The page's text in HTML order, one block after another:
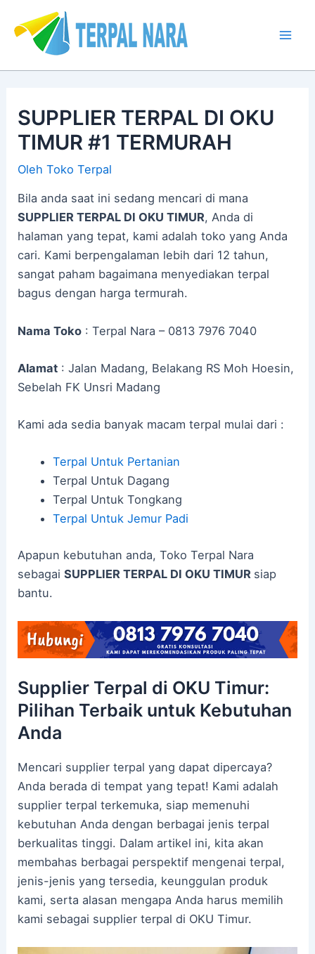
konten
SUPPLIER TERPAL DI OKU
TIMUR #1 TERMURAH
OlehToko Terpal
Bila anda saat ini sedang mencari di mana
SUPPLIER TERPAL DI OKU TIMUR, Anda di
halaman yang tepat, kami adalah toko yang Anda
cari. Kami berpengalaman lebih dari 12 tahun,
sangat paham bagaimana menyediakan terpal
bagus dengan harga termurah.
Nama Toko : Terpal Nara – 0813 7976 7040
Alamat : Jalan Madang, Belakang RS Moh Hoesin,
Sebelah FK Unsri Madang
Kami ada sedia banyak macam terpal mulai dari :
Terpal Untuk Pertanian
Terpal Untuk Dagang
Terpal Untuk Tongkang
Terpal Untuk Jemur Padi
Apapun kebutuhan anda, Toko Terpal Nara
sebagaiSUPPLIER TERPAL DI OKU TIMUR siap
bantu.
Supplier Terpal di OKU Timur:
Pilihan Terbaik untuk Kebutuhan
Anda
Mencari supplier terpal yang dapat dipercaya?
Anda berada di tempat yang tepat! Kami adalah
supplier terpal terkemuka, siap memenuhi
kebutuhan Anda dengan berbagai jenis terpal
berkualitas tinggi. Dalam artikel ini, kita akan
membahas berbagai perspektif mengenai terpal,
jenis-jenis yang tersedia, keunggulan produk
kami, serta alasan mengapa Anda harus memilih
kami sebagai supplier terpal di OKU Timur.
navigation